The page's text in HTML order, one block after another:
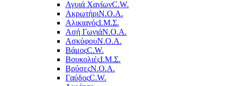
Αγυιά ΧανίωνC.W.
ΑκρωτήριΝ.Ο.Α.
ΑλικιανόςΙ.Μ.Σ.
Ασή ΓωνιάΝ.Ο.Α.
ΑσκύφουΝ.Ο.Α.
ΒάμοςC.W.
ΒουκολιέςΙ.Μ.Σ.
ΒρύσεςΝ.Ο.Α.
ΓαύδοςC.W.